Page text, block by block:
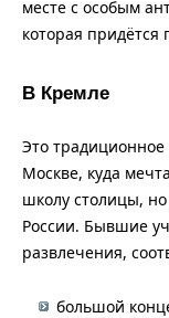
месте с особым
которая придётся
В Кремле
Это
Москве, куда
школу столицы,
России. Бывшие
развлечения,
большой